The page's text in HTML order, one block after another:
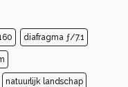
diafragma ƒ/7.1
natuurlijk landschap